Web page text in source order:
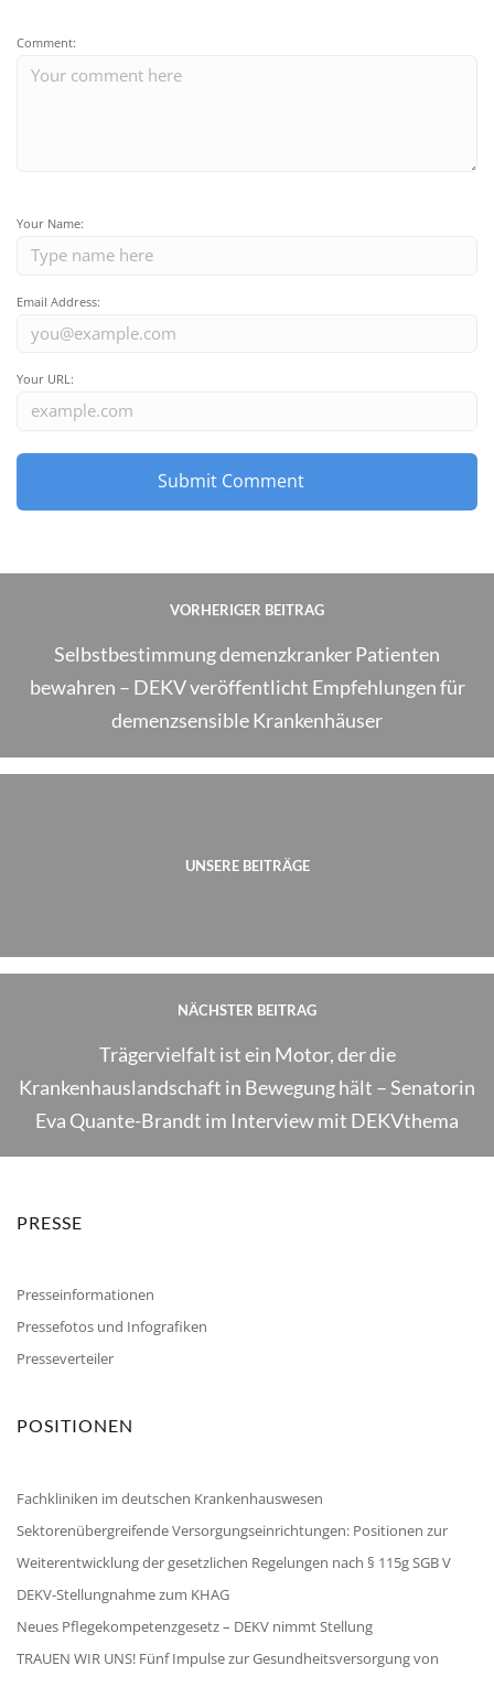
Comment:
Your Name:
Email Address:
Your URL:
VORHERIGER BEITRAG
Selbstbestimmung demenzkranker Patienten
bewahren – DEKV veröffentlicht Empfehlungen für
demenzsensible Krankenhäuser
UNSERE BEITRÄGE
NÄCHSTER BEITRAG
Trägervielfalt ist ein Motor, der die
Krankenhauslandschaft in Bewegung hält – Senatorin
Eva Quante-Brandt im Interview mit DEKVthema
PRESSE
Presseinformationen
Pressefotos und Infografiken
Presseverteiler
POSITIONEN
Fachkliniken im deutschen Krankenhauswesen
Sektorenübergreifende Versorgungseinrichtungen: Positionen zur
Weiterentwicklung der gesetzlichen Regelungen nach § 115g SGB V
DEKV-Stellungnahme zum KHAG
Neues Pflegekompetenzgesetz – DEKV nimmt Stellung
TRAUEN WIR UNS! Fünf Impulse zur Gesundheitsversorgung von